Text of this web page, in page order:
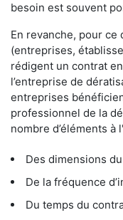
besoin est souvent
En revanche, pour
(entreprises,
rédigent un contrat
l’entreprise de
entreprises
professionnel de la
nombre d’éléments à
Des dimensions
De la fréquence
Du temps du